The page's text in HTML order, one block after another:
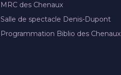
MRC des Chenaux
Salle de spectacle Denis-Dupont
Programmation Biblio des Chenaux